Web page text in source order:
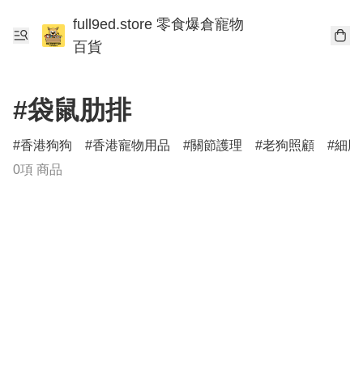
full9ed.store 零食爆倉寵物
百貨
#袋鼠肋排
香港狗狗 香港寵物用品 關節護理 老狗照顧
細
0項 商品